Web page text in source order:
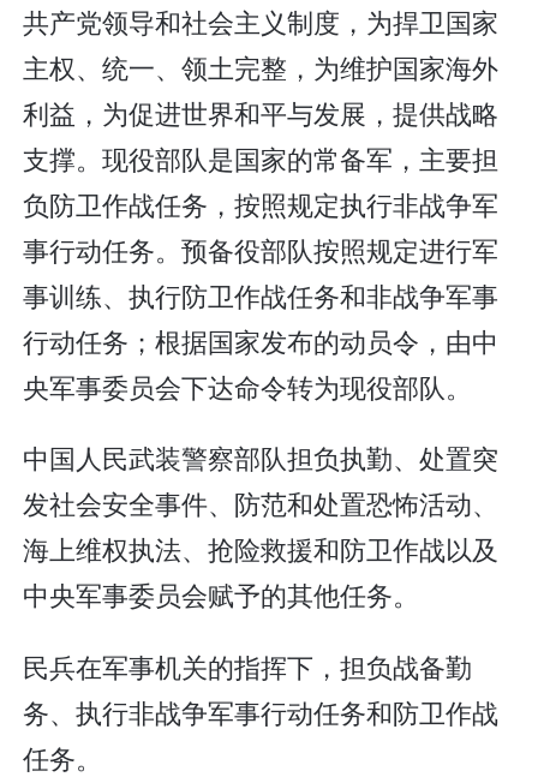
共产党领导和社会主义制度，为捍卫国家
主权、统一、领土完整，为维护国家海外
利益，为促进世界和平与发展，提供战略
支撑。现役部队是国家的常备军，主要担
负防卫作战任务，按照规定执行非战争军
事行动任务。预备役部队按照规定进行军
事训练、执行防卫作战任务和非战争军事
行动任务；根据国家发布的动员令，由中
央军事委员会下达命令转为现役部队。
中国人民武装警察部队担负执勤、处置突
发社会安全事件、防范和处置恐怖活动、
海上维权执法、抢险救援和防卫作战以及
中央军事委员会赋予的其他任务。
民兵在军事机关的指挥下，担负战备勤
务、执行非战争军事行动任务和防卫作战
任务。